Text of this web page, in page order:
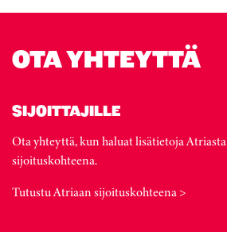
OTA YHTEYTTÄ
SIJOITTAJILLE
Ota yhteyttä, kun haluat lisätietoja Atriasta
sijoituskohteena.
Tutustu Atriaan sijoituskohteena >